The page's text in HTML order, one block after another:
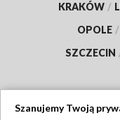
KRAKÓW /
OPOLE /
SZCZECIN
Szanujemy Twoją